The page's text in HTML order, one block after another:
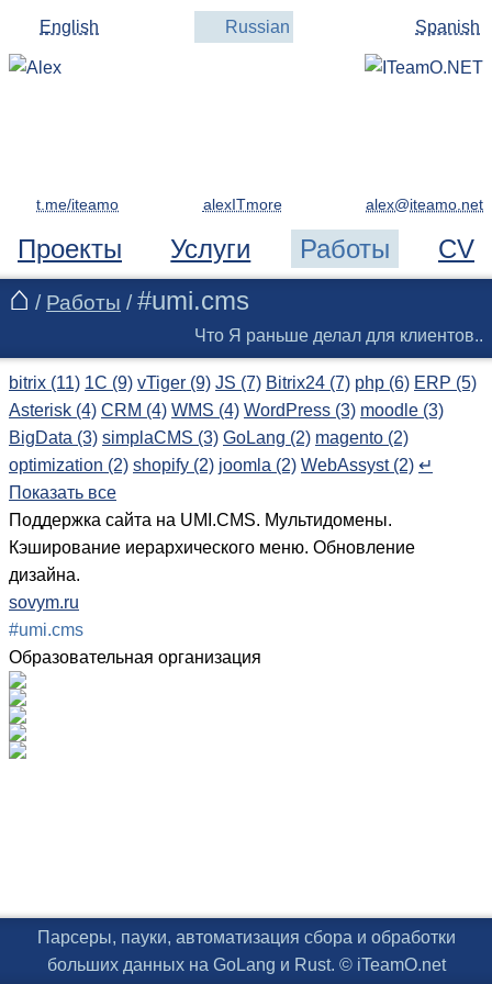
English Russian Spanish
Проекты Услуги Работы CV
t.me/iteamo alexITmore
/ Работы / #umi.cms
Что Я раньше делал для клиентов..
bitrix (11) 1C (9) vTiger (9) JS (7) Bitrix24 (7) php (6) ERP (5)
Asterisk (4) CRM (4) WMS (4) WordPress (3) moodle (3)
BigData (3) simplaCMS (3) GoLang (2) magento (2)
optimization (2) shopify (2) joomla (2) WebAssyst (2) ↵
Показать все
Поддержка сайта на UMI.CMS. Мультидомены.
Кэширование иерархического меню. Обновление
дизайна.
sovym.ru
#umi.cms
Образовательная организация
Парсеры, пауки, автоматизация сбора и обработки
больших данных на GoLang и Rust. © iTeamO.net